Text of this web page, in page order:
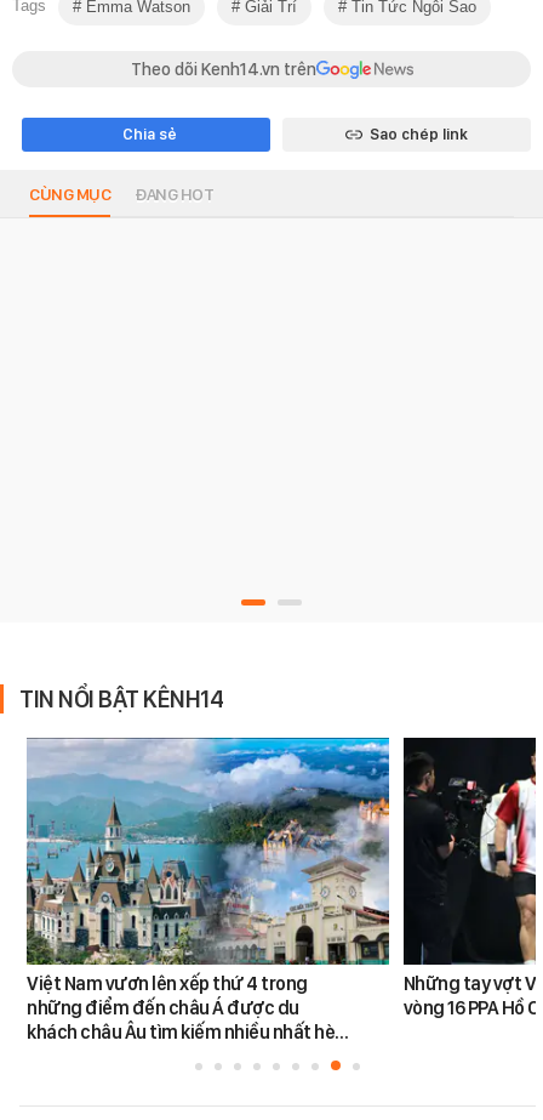
Tags Emma Watson Giải Trí Tin Tức Ngôi Sao
Theo dõi Kenh14.vn trên
Chia sẻ Sao chép link
CÙNG MỤC ĐANG HOT
TIN NỔI BẬT KÊNH14
Việt Nam vươn lên xếp thứ 4 trong
những điểm đến châu Á được du
khách châu Âu tìm kiếm nhiều nhất hè…
Những tay vợt
vòng 16 PPA Hồ